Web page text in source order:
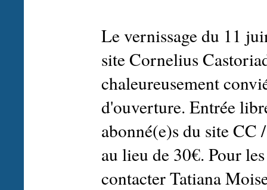
Le vernissage du 11
site Cornelius
chaleureusement
d'ouverture. Entrée
abonné(e)s du site
au lieu de 30€. Pour
contacter Tatiana